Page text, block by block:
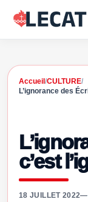
Accueil /CULTURE/
L’ignorance des
c’est
18 JUILLET 2022—